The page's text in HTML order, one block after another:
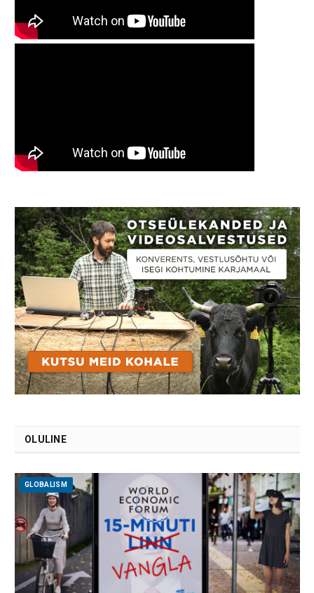
OLULINE
GLOBALISM